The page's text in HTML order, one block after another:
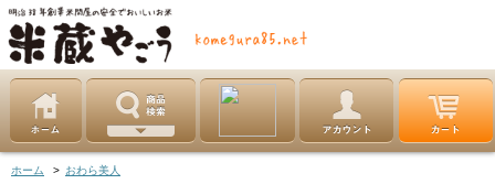
ホーム > おわら美人